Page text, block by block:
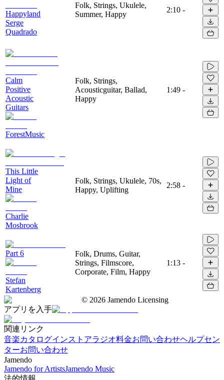
Happyland
Serge
Quadrado
Folk, Strings, Ukulele,
Summer, Happy
2:10 -
Calm
Positive
Acoustic
Guitars
ForestMusic
Folk, Strings,
Acousticguitar, Ballad,
Happy
1:49 -
This Little
Light of
Mine
Charlie
Mosbrook
Folk, Strings, Ukulele, 70s,
Happy, Uplifting
2:58 -
Part 6
Stefan
Kartenberg
Folk, Drums, Guitar,
Strings, Filmscore,
Corporate, Film, Happy
1:13 -
© 2026 Jamendo Licensing
アプリを入手
関連リンク
音楽カタログインストアラジオ料金お問い合わせヘルプセン
ターお問い合わせ
Jamendo
Jamendo for ArtistsJamendo Music
法的情報